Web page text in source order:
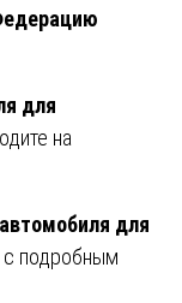
для
на
для
с подробным